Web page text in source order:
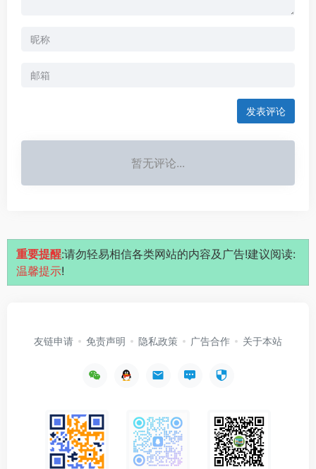
发表评论
暂无评论...
重要提醒:请勿轻易相信各类网站的内容及广告!建议阅读:
温馨提示!
友链申请 免责声明 隐私政策 广告合作 关于本站